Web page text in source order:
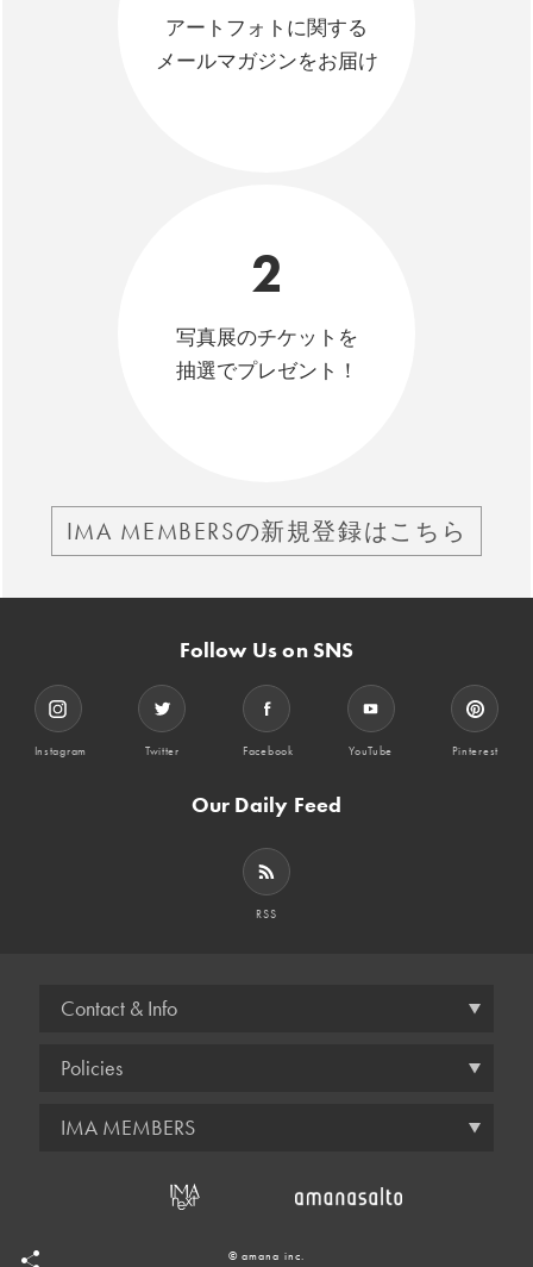
アートフォトに関する
メールマガジンをお届け
2
写真展のチケットを
抽選でプレゼント！
IMA MEMBERSの新規登録はこちら
Follow Us on SNS
Instagram Twitter Facebook YouTube Pinterest
Our Daily Feed
RSS
Contact & Info
Policies
IMA MEMBERS
© amana inc.